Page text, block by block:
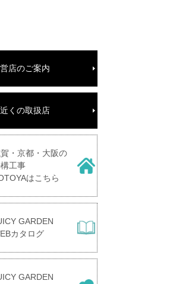
店のご案内
くの取扱店
・京都・大阪の
工事
はこちら
GARDEN
カタログ
GARDEN